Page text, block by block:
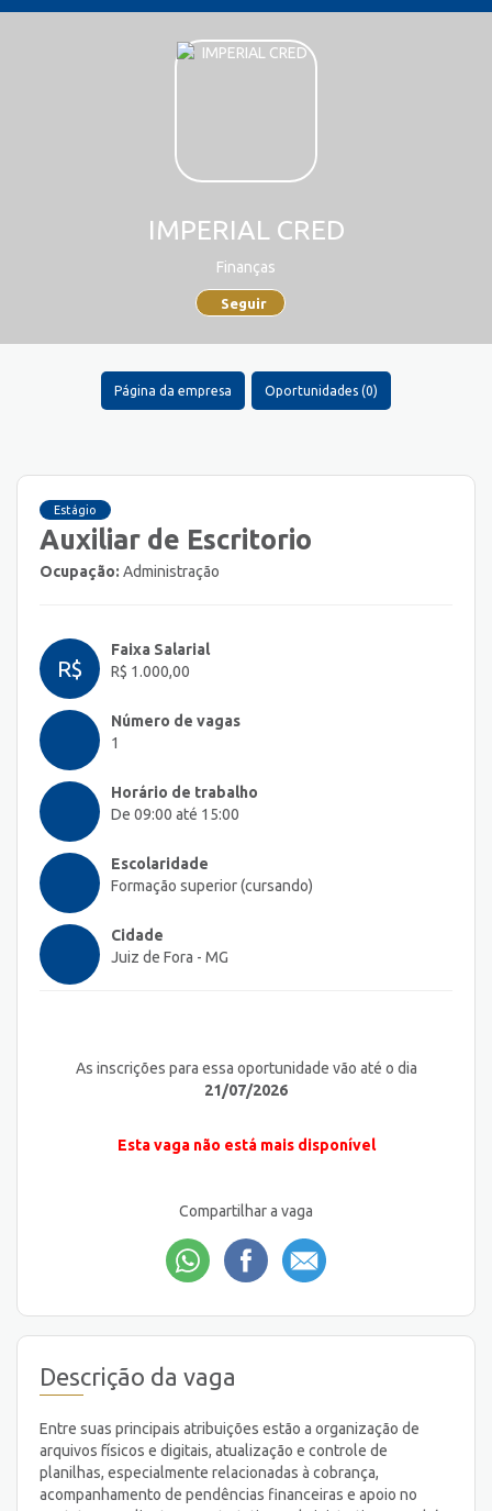
IMPERIAL CRED
Finanças
Seguir
Página da empresa Oportunidades (0)
Estágio
Auxiliar de Escritorio
Ocupação: Administração
R$
Faixa Salarial
R$ 1.000,00
Número de vagas
1
Horário de trabalho
De 09:00 até 15:00
Escolaridade
Formação superior (cursando)
Cidade
Juiz de Fora - MG
As inscrições para essa oportunidade vão até o dia
21/07/2026
Esta vaga não está mais disponível
Compartilhar a vaga
Descrição da vaga
Entre suas principais atribuições estão a organização de
arquivos físicos e digitais, atualização e controle de
planilhas, especialmente relacionadas à cobrança,
acompanhamento de pendências financeiras e apoio no